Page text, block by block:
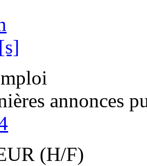
annonces
(H/F)